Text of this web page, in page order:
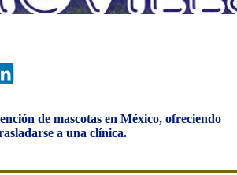
de mascotas en México, ofreciendo
a una clínica.